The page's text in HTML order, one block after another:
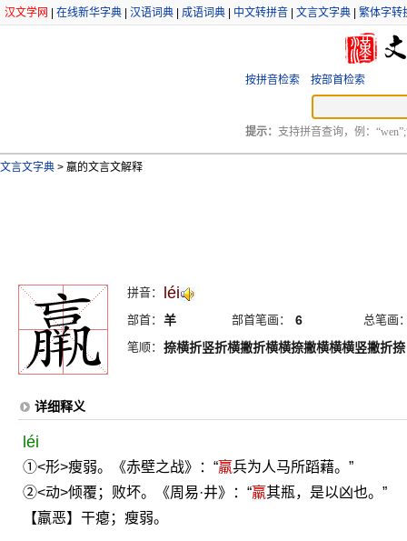
汉文学网 在线新华字典 汉语词典 成语词典 中文转拼音 文言文字典 繁体字转
按拼音检索 按部首检索
提示： 支持拼音查询，例：
文言文字典 > 羸的文言文解释
拼音： léi
部首： 羊 部首笔画： 6
总笔画
笔顺： 捺横折竖折横撇折横横捺撇横横横竖撇折捺
详细释义
léi
①<形>瘦弱。《赤壁之战》：“羸兵为人马所蹈藉。”
②<动>倾覆；败坏。《周易·井》：“羸其瓶，是以凶也。”
【羸恶】干瘪；瘦弱。